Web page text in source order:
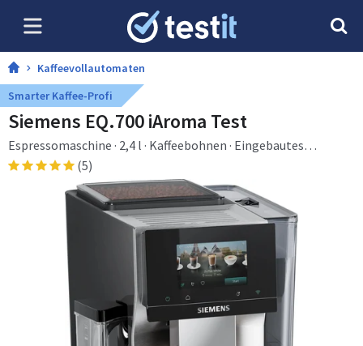
Kaffeevollautomaten
Smarter Kaffee-Profi
Siemens EQ.700 iAroma Test
Espressomaschine · 2,4 l · Kaffeebohnen · Eingebautes
Mahlwerk · 1500 W · Edelstahl
(5)